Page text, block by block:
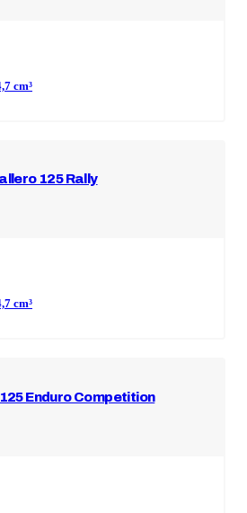
cm³
125 Rally
cm³
Enduro Competition